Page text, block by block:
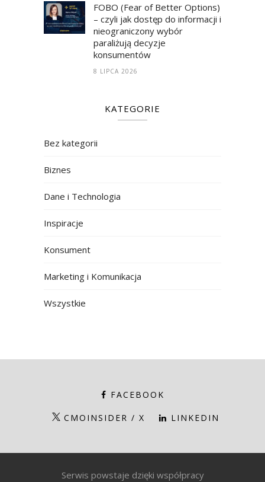
FOBO (Fear of Better Options)
– czyli jak dostęp do informacji i
nieograniczony wybór
paraliżują decyzje
konsumentów
8 LIPCA 2026
KATEGORIE
Bez kategorii
Biznes
Dane i Technologia
Inspiracje
Konsument
Marketing i Komunikacja
Wszystkie
FACEBOOK
CMOINSIDER / X LINKEDIN
Serwis powstaje dzięki współpracy